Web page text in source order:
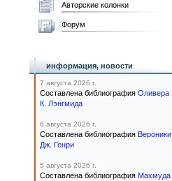
Авторские колонки
Форум
информация, новости
7 августа 2026 г.
Составлена библиография Оливера
К. Лэнгмида
6 августа 2026 г.
Составлена библиография Вероники
Дж. Генри
5 августа 2026 г.
Составлена библиография Махмуда